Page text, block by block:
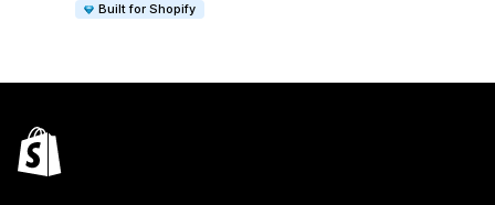
Built for Shopify